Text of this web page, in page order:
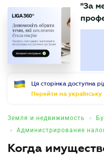
БУХГАЛТЕР
"За
Ця сторінка доступна
Перейти на українську
Земля и недвижимость •
• Администрирование
Когда